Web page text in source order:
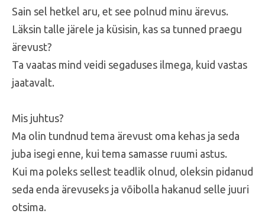
Sain sel hetkel aru, et see polnud minu ärevus.
Läksin talle järele ja küsisin, kas sa tunned praegu
ärevust?
Ta vaatas mind veidi segaduses ilmega, kuid vastas
jaatavalt.
Mis juhtus?
Ma olin tundnud tema ärevust oma kehas ja seda
juba isegi enne, kui tema samasse ruumi astus.
Kui ma poleks sellest teadlik olnud, oleksin pidanud
seda enda ärevuseks ja võibolla hakanud selle juuri
otsima.